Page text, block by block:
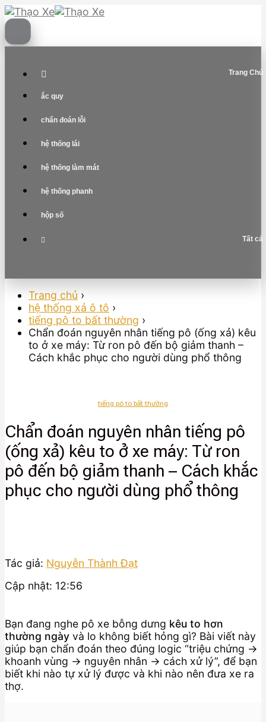
Skip
to
content
Trang Chủ
ắc quy
chẩn đoán lỗi
hệ thống lái
hệ thống làm mát
hệ thống phanh
hộp số
Tất cả
Trang chủ ›
hệ thống xả ô tô ›
tiếng pô to bất thường ›
Chẩn đoán nguyên nhân tiếng pô (ống xả) kêu
to ở xe máy: Từ ron pô đến bộ giảm thanh –
Cách khắc phục cho người dùng phổ thông
tiếng pô to bất thường
Chẩn đoán nguyên nhân tiếng pô
(ống xả) kêu to ở xe máy: Từ ron
pô đến bộ giảm thanh – Cách khắc
phục cho người dùng phổ thông
Tác giả: Nguyễn Thành Đạt
Cập nhật: 12:56
Bạn đang nghe pô xe bỗng dưng kêu to hơn
thường ngày và lo không biết hỏng gì? Bài viết này
giúp bạn chẩn đoán theo đúng logic “triệu chứng →
khoanh vùng → nguyên nhân → cách xử lý”, để bạn
biết khi nào tự xử lý được và khi nào nên đưa xe ra
thợ.